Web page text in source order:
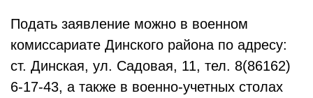
Подать заявление можно в военном
комиссариате Динского района по адресу:
ст. Динская, ул. Садовая, 11, тел. 8(86162)
6-17-43, а также в военно-учетных столах